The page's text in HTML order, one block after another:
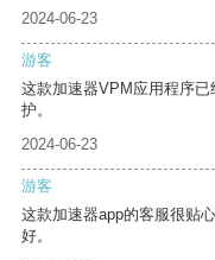
2024-06-23
游客
这款加速器VPM应用程序
护。
2024-06-23
游客
这款加速器app的客服很贴
好。